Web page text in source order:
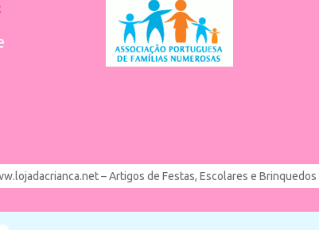
– Artigos de Festas, Escolares e Brinquedos |